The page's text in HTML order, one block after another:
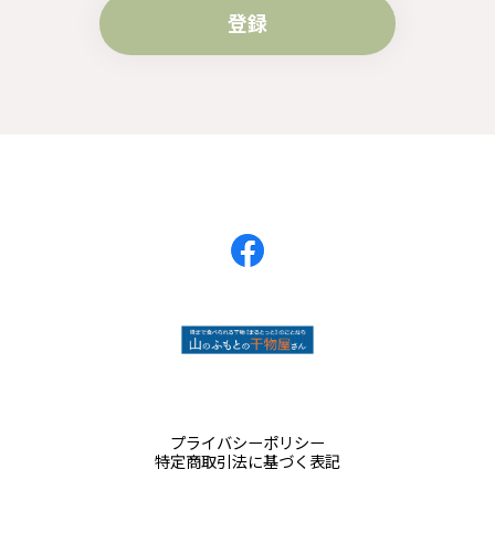
登録
プライバシーポリシー
特定商取引法に基づく表記